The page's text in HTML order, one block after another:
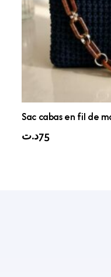
Sac cabas en fil de
75د.ت